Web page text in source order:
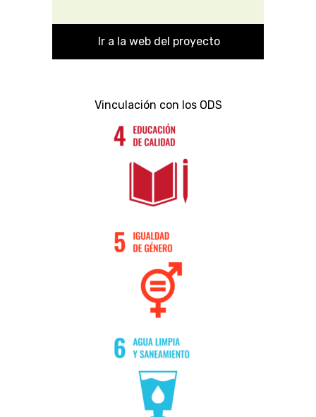
Ir a la web del proyecto
Vinculación con los ODS